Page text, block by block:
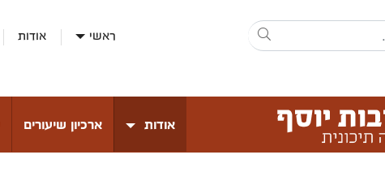
ראשי אודות
אודות ארכיון שיעורים